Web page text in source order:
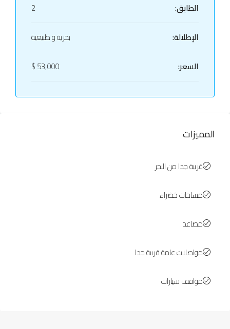
الطابق:
2
الإطلالة:
بحرية و طبيعية
السعر:
53,000 $
المميزات
قريبة جدا من البحر
مساحات خضراء
مصاعد
مواصلات عامة قريبة جدا
مواقف سيارات